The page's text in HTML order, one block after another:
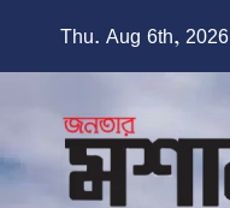
Thu. Aug 6th, 2026